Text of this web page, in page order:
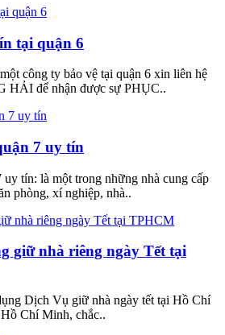
tại quận 6
công ty bảo vệ tại quận 6 xin liên hệ
HẢI để nhận được sự PHỤC..
7 uy tín
tín: là một trong những nhà cung cấp
phòng, xí nghiệp, nhà..
giữ nhà riêng ngày Tết tại
Dịch Vụ giữ nhà ngày tết tại Hồ Chí
Chí Minh, chắc..